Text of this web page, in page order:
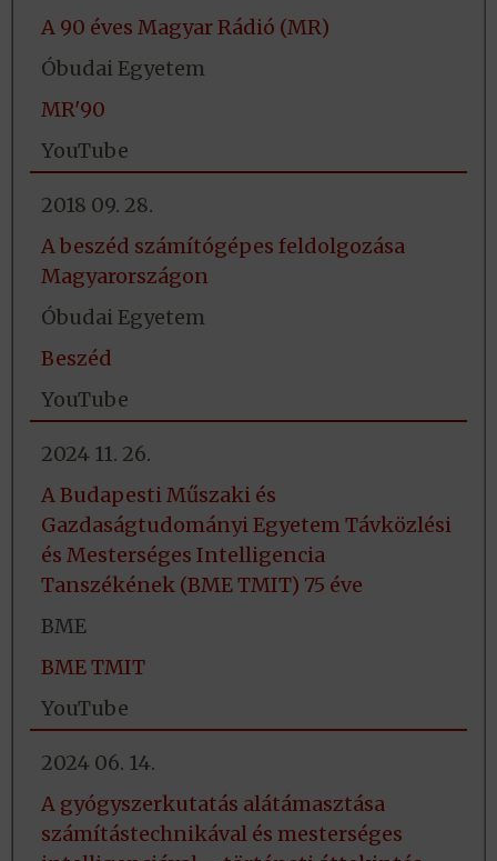
A 90 éves Magyar Rádió (MR)
Óbudai Egyetem
MR'90
YouTube
2018 09. 28.
A beszéd számítógépes feldolgozása
Magyarországon
Óbudai Egyetem
Beszéd
YouTube
2024 11. 26.
A Budapesti Műszaki és
Gazdaságtudományi Egyetem Távközlési
és Mesterséges Intelligencia
Tanszékének (BME TMIT) 75 éve
BME
BME TMIT
YouTube
2024 06. 14.
A gyógyszerkutatás alátámasztása
számítástechnikával és mesterséges